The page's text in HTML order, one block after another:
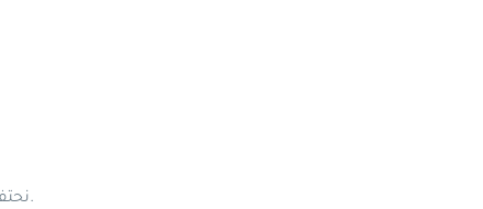
نحتفظ بحق تحديث أو تعديل سياسة الخصوصية هذه من وقت لآخر. يُرجى مراجعة هذه الصفحة بانتظام للحصول على آخر التحديثات.